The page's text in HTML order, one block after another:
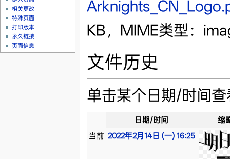
KB，MIME类型：
文件历史
单击某个日期/时间
日期/时间
缩
当前 2022年2月14日 (一) 16:25
相关更改
特殊页面
打印版本
永久链接
页面信息